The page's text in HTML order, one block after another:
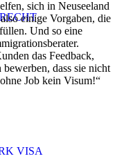
VISA
sich in Neuseeland
einige Vorgaben, die
Und so eine
das Feedback,
dass sie nicht
Job kein Visum!“